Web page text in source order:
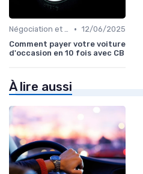
Négociation et Financement • 12/06/2025
Comment payer votre voiture
d'occasion en 10 fois avec CB
À lire aussi